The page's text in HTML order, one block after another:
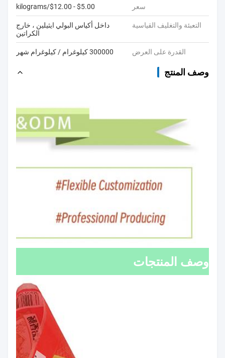
سعر $5.00 - $12.00/kilograms
التعبئة والتغليف القياسية
داخل أكياس البولي ايثيلين ، خارج
الكراتين
القدرة على العرض 300000 كيلوغرام / كيلوغرام شهر
وصف المنتج
وصف المنتجات